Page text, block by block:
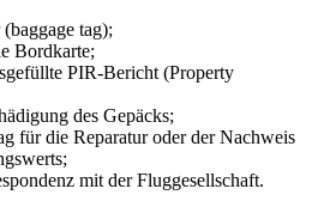
tag);
Bordkarte;
PIR-Bericht (Property
des Gepäcks;
für die Reparatur oder der Nachweis
mit der Fluggesellschaft.